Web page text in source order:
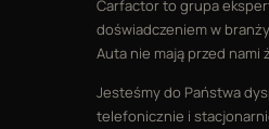
Carfactor to grupa
doświadczeniem w
Auta nie mają przed nami
Jesteśmy do Państwa
telefonicznie i